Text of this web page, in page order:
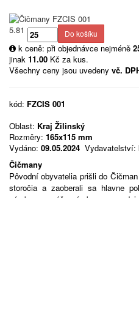
5.81
k ceně: při objednávce nejméně
jinak 11.00 Kč za kus.
Všechny ceny jsou uvedeny vč.
kód: FZCIS 001
Oblast: Kraj Žilinský
Rozměry: 165x115 mm
Vydáno: 09.05.2024 Vydavatelství:
Čičmany
Pôvodní obyvatelia prišli do
storočia a zaoberali sa hlavne
výrobou papúč, výrobou a